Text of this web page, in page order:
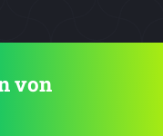
von